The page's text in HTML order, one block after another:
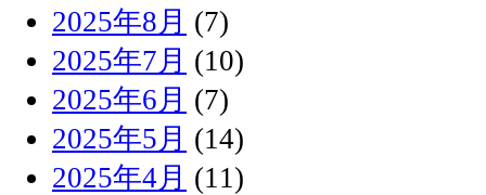
2025年8月 (7)
2025年7月 (10)
2025年6月 (7)
2025年5月 (14)
2025年4月 (11)